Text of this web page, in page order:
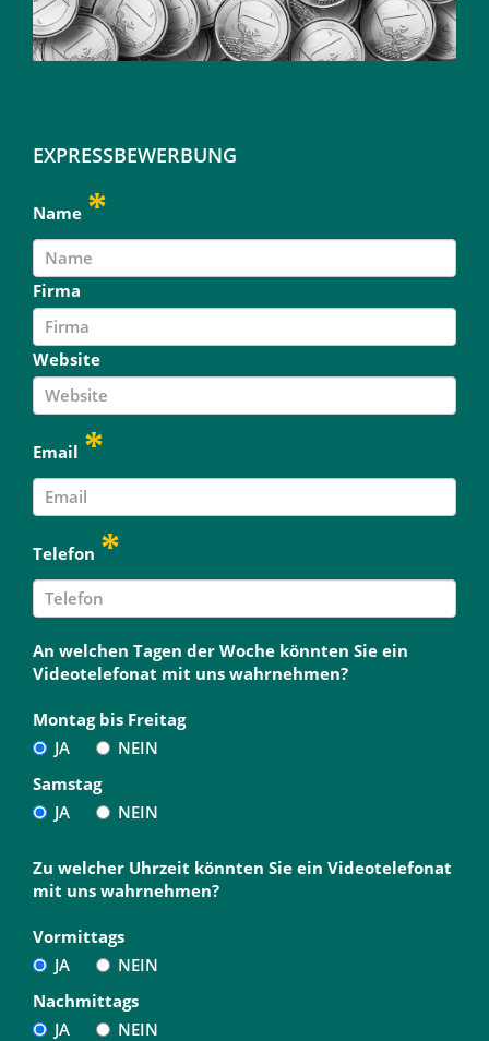
EXPRESSBEWERBUNG
Name
Firma
Website
Email
Telefon
An welchen Tagen der Woche könnten Sie ein
Videotelefonat mit uns wahrnehmen?
Montag bis Freitag
JA
NEIN
Samstag
JA
NEIN
Zu welcher Uhrzeit könnten Sie ein Videotelefonat
mit uns wahrnehmen?
Vormittags
JA
NEIN
Nachmittags
JA
NEIN